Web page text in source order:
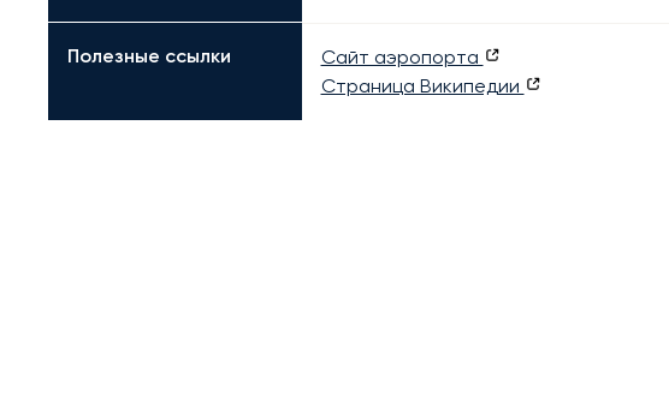
Полезные ссылки
Сайт аэропорта
Страница Википедии